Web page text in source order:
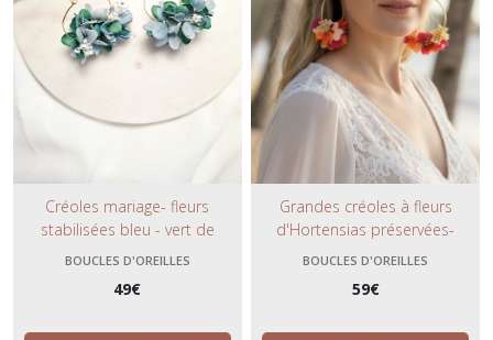
Créoles mariage- fleurs
stabilisées bleu - vert de
bronze- finition coloris anneaux
tendance et bohème.
BOUCLES D'OREILLES
49€
Grandes créoles à fleurs
d'Hortensias préservées-
couleurs vibrantes- fuchsia,
bohèmes- mariage- cérémonie.
BOUCLES D'OREILLES
59€